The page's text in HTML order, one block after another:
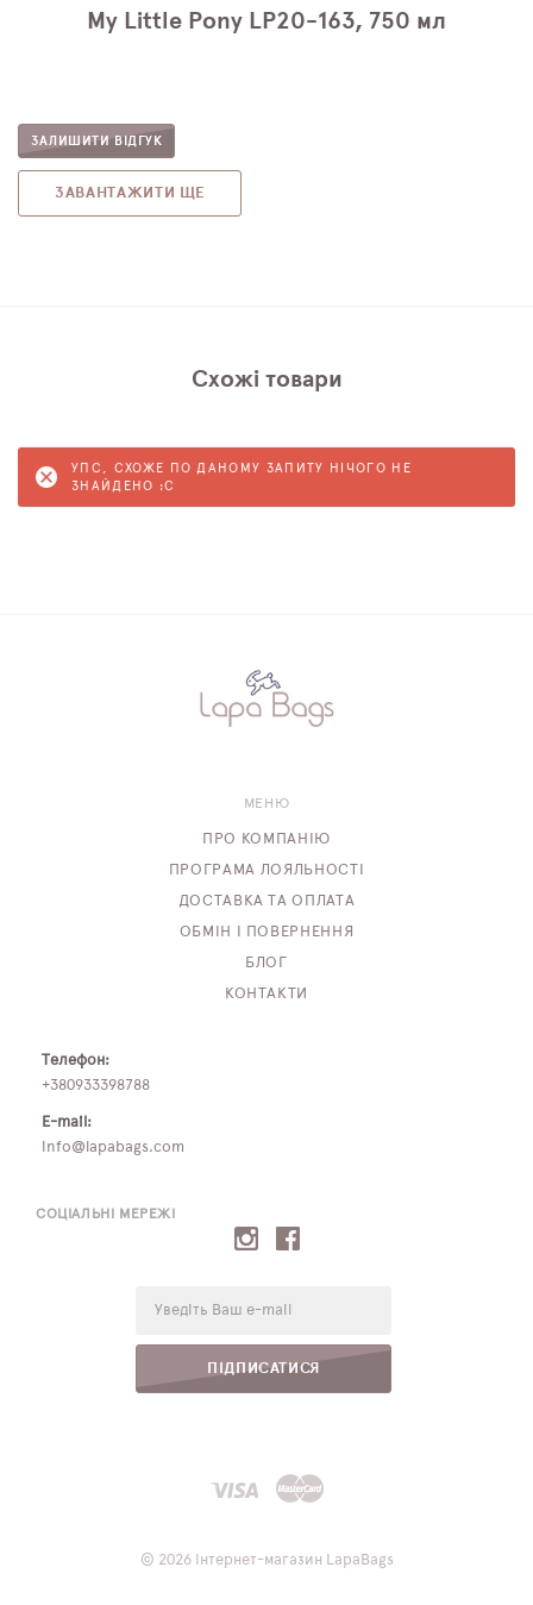
My Little Pony LP20-163, 750 мл
ЗАЛИШИТИ ВІДГУК
ЗАВАНТАЖИТИ ЩЕ
Схожі товари
УПС, СХОЖЕ ПО ДАНОМУ ЗАПИТУ НІЧОГО НЕ
ЗНАЙДЕНО :C
СОЦІАЛЬНІ МЕРЕЖІ
ПІДПИСАТИСЯ
МЕНЮ
ПРО КОМПАНІЮ
ПРОГРАМА ЛОЯЛЬНОСТІ
ДОСТАВКА ТА ОПЛАТА
ОБМІН І ПОВЕРНЕННЯ
БЛОГ
КОНТАКТИ
Телефон:
+380933398788
E-mail:
info@lapabags.com
© 2026 Інтернет-магазин LapaBags